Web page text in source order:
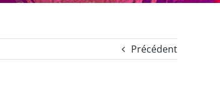
Précédent